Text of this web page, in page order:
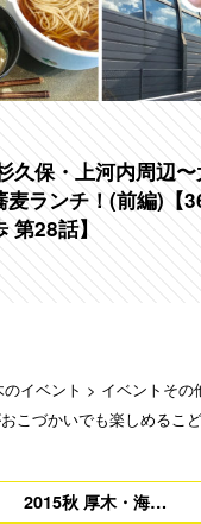
久保・上河内周辺
ランチ！(前編)【
第28話】
イベント > イベントその
こづかいでも楽しめるこ
2015秋 厚木・海…